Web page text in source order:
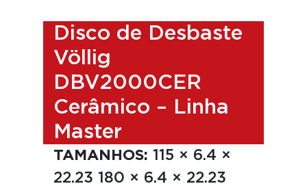
Disco de Desbaste
Völlig
DBV2000CER
Cerâmico – Linha
Master
TAMANHOS: 115 × 6.4 ×
22.23 180 × 6.4 × 22.23